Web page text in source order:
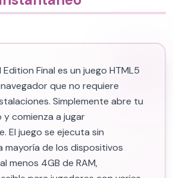
Final es un juego HTML5
que no requiere
Simplemente abre tu
comienza a jugar
El juego se ejecuta sin
mayoría de los dispositivos
menos 4GB de RAM,